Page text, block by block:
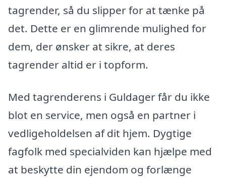
tagrender, så du slipper for at tænke på
det. Dette er en glimrende mulighed for
dem, der ønsker at sikre, at deres
tagrender altid er i topform.
Med tagrenderens i Guldager får du ikke
blot en service, men også en partner i
vedligeholdelsen af dit hjem. Dygtige
fagfolk med specialviden kan hjælpe med
at beskytte din ejendom og forlænge